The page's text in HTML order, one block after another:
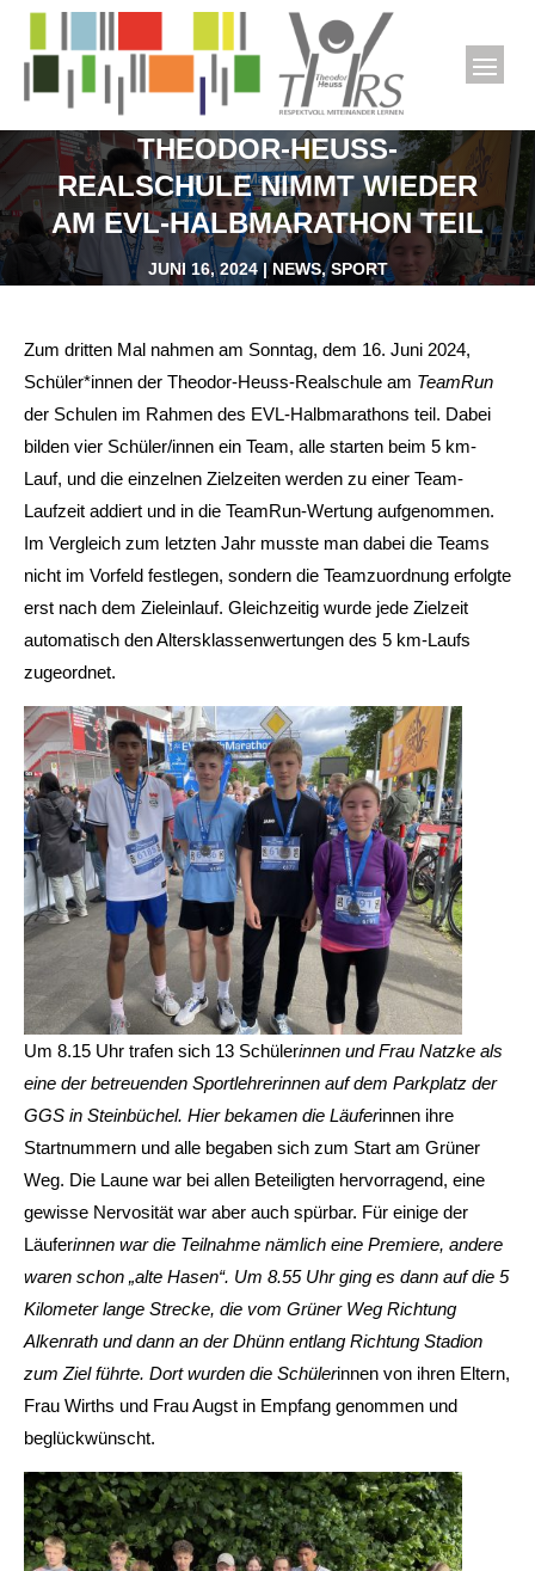
THEODOR-HEUSS-
REALSCHULE NIMMT WIEDER
AM EVL-HALBMARATHON TEIL
JUNI 16, 2024|NEWS,SPORT
Zum dritten Mal nahmen am Sonntag, dem 16. Juni 2024,
Schüler*innen der Theodor-Heuss-Realschule am TeamRun
der Schulen im Rahmen des EVL-Halbmarathons teil. Dabei
bilden vier Schüler/innen ein Team, alle starten beim 5 km-
Lauf, und die einzelnen Zielzeiten werden zu einer Team-
Laufzeit addiert und in die TeamRun-Wertung aufgenommen.
Im Vergleich zum letzten Jahr musste man dabei die Teams
nicht im Vorfeld festlegen, sondern die Teamzuordnung erfolgte
erst nach dem Zieleinlauf. Gleichzeitig wurde jede Zielzeit
automatisch den Altersklassenwertungen des 5 km-Laufs
zugeordnet.
Um 8.15 Uhr trafen sich 13 Schülerinnen und Frau Natzke als
eine der betreuenden Sportlehrerinnen auf dem Parkplatz der
GGS in Steinbüchel. Hier bekamen die Läuferinnen ihre
Startnummern und alle begaben sich zum Start am Grüner
Weg. Die Laune war bei allen Beteiligten hervorragend, eine
gewisse Nervosität war aber auch spürbar. Für einige der
Läuferinnen war die Teilnahme nämlich eine Premiere, andere
waren schon „alte Hasen“. Um 8.55 Uhr ging es dann auf die 5
Kilometer lange Strecke, die vom Grüner Weg Richtung
Alkenrath und dann an der Dhünn entlang Richtung Stadion
zum Ziel führte. Dort wurden die Schülerinnen von ihren Eltern,
Frau Wirths und Frau Augst in Empfang genommen und
beglückwünscht.